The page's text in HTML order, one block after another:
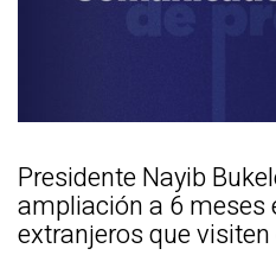
Presidente Nayib
ampliación a 6
extranjeros que